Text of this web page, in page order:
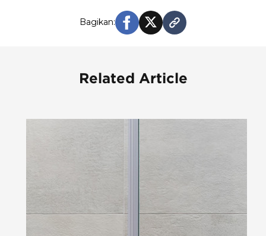
Bagikan:
Related Article